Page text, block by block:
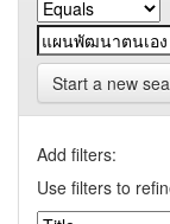
Start a new
Add filters:
Use filters to